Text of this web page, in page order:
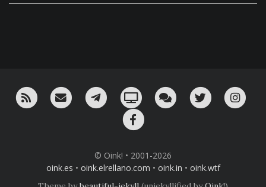
RSS ¡Mándame un email!¡Nuestro canal en Telegram!
Oink! TV Charla con nosotros
Twitter
© Oink! • 2001-2026
oink.es • oink.elrellano.com • oink.in • oink.wtf